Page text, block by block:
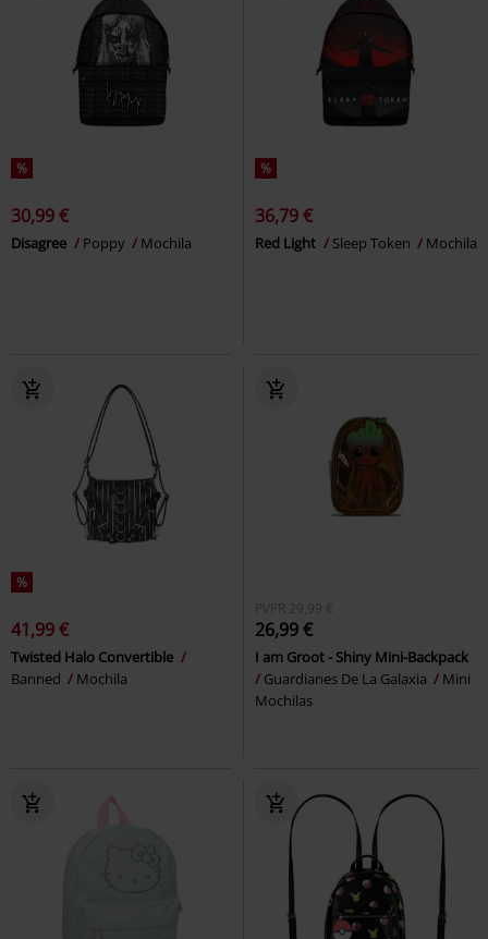
%
30,99 €
Disagree Poppy Mochila
%
36,79 €
Red Light Sleep Token Mochila
%
41,99 €
Twisted Halo Convertible
Banned
Mochila
PVPR 29,99 €
26,99 €
I am Groot - Shiny Mini-Backpack
Guardianes De La Galaxia
Mini
Mochilas